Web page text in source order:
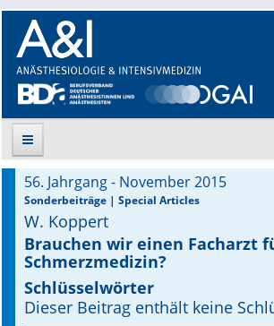
Suche
Aktuelle Ausgabe
Leitlinien
Archiv
56. Jahrgang - November 2015
Sonderbeiträge | Special Articles
W. Koppert
Brauchen wir einen Facharzt
Schmerzmedizin?
Schlüsselwörter
Dieser Beitrag enthält keine